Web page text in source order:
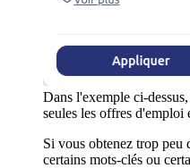
Dans l'exemple ci-
seules les offres d'emploi
Si vous obtenez trop peu
certains mots-clés ou